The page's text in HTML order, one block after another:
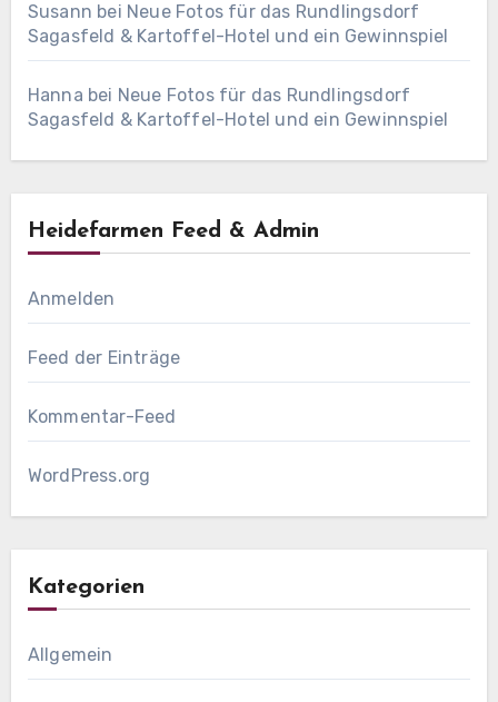
Susann bei Neue Fotos für das Rundlingsdorf
Sagasfeld & Kartoffel-Hotel und ein Gewinnspiel
Hanna bei Neue Fotos für das Rundlingsdorf
Sagasfeld & Kartoffel-Hotel und ein Gewinnspiel
Heidefarmen Feed & Admin
Anmelden
Feed der Einträge
Kommentar-Feed
WordPress.org
Kategorien
Allgemein